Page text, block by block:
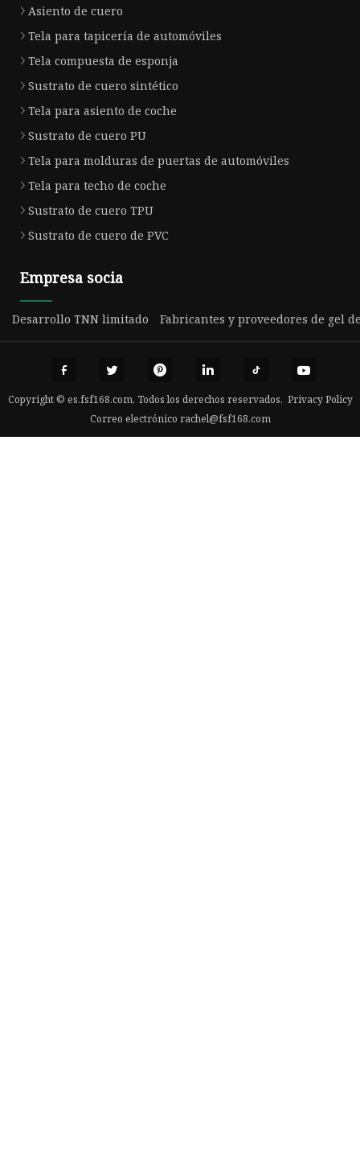
Asiento de cuero
Tela para tapicería de automóviles
Tela compuesta de esponja
Sustrato de cuero sintético
Tela para asiento de coche
Sustrato de cuero PU
Tela para molduras de puertas de automóviles
Tela para techo de coche
Sustrato de cuero TPU
Sustrato de cuero de PVC
Empresa socia
Desarrollo TNN limitado Fabricantes y proveedores de gel
Copyright © es.fsf168.com, Todos los derechos reservados. Privacy Policy
Correo electrónico rachel@fsf168.com